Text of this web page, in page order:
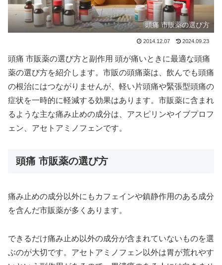
頭痛 市販薬の選び方
2014.12.07 2024.09.23
頭痛 市販薬の選び方と副作用 頭が痛いときに最適な頭痛
薬の選び方を紹介します。市販の頭痛薬は、飲んでも頭痛
の根治にはつながりませんが、軽い片頭痛や緊張型頭痛の
症状を一時的に軽減する効果はあります。市販薬に含まれ
るような主な痛み止めの成分は、アスピリンやイブプロフ
ェン、アセトアミノフェンです。
頭痛 市販薬の選び方
痛み止めの成分以外にもカフェインや鎮静作用のある成分
を含んだ市販薬が多くあります。
できるだけ痛み止め以外の成分が含まれていないものを選
ぶのが大切です。アセトアミノフェン以外は胃が荒れやす